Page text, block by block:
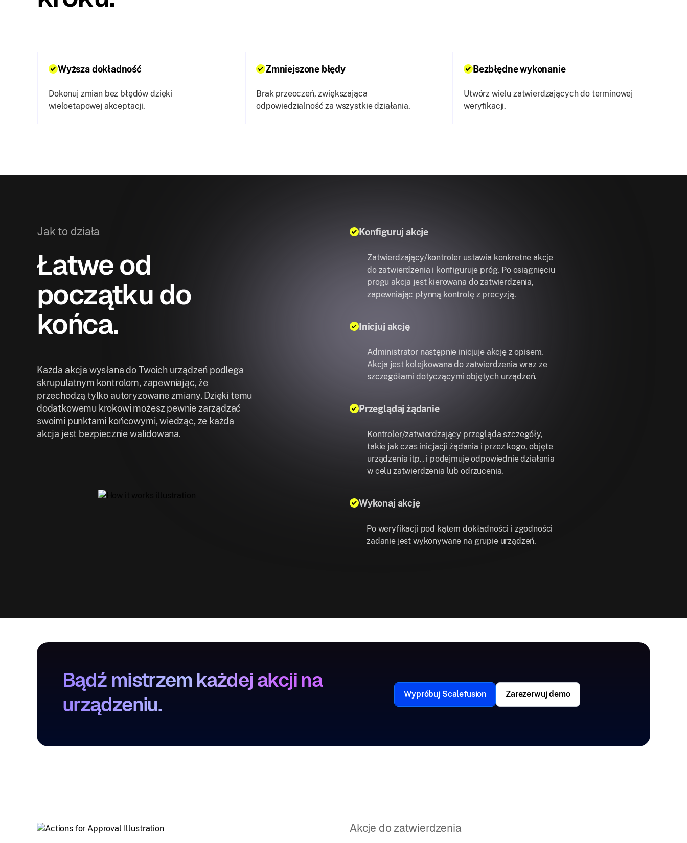
Wyższa dokładność
Dokonuj zmian bez błędów dzięki
wieloetapowej akceptacji.
Zmniejszone błędy
Brak przeoczeń, zwiększająca
odpowiedzialność za wszystkie działania.
Bezbłędne wykonanie
Utwórz wielu zatwierdzających do terminowej
weryfikacji.
Jak to działa
Łatwe od
początku do
końca.
Każda akcja wysłana do Twoich urządzeń podlega
skrupulatnym kontrolom, zapewniając, że
przechodzą tylko autoryzowane zmiany. Dzięki temu
dodatkowemu krokowi możesz pewnie zarządzać
swoimi punktami końcowymi, wiedząc, że każda
akcja jest bezpiecznie walidowana.
Konfiguruj akcje
Zatwierdzający/kontroler ustawia konkretne akcje
do zatwierdzenia i konfiguruje próg. Po osiągnięciu
progu akcja jest kierowana do zatwierdzenia,
zapewniając płynną kontrolę z precyzją.
Inicjuj akcję
Administrator następnie inicjuje akcję z opisem.
Akcja jest kolejkowana do zatwierdzenia wraz ze
szczegółami dotyczącymi objętych urządzeń.
Przeglądaj żądanie
Kontroler/zatwierdzający przegląda szczegóły,
takie jak czas inicjacji żądania i przez kogo, objęte
urządzenia itp., i podejmuje odpowiednie działania
w celu zatwierdzenia lub odrzucenia.
Wykonaj akcję
Po weryfikacji pod kątem dokładności i zgodności
zadanie jest wykonywane na grupie urządzeń.
Bądź mistrzem każdej akcji na
urządzeniu.
Wypróbuj Scalefusion Zarezerwuj demo
Akcje do zatwierdzenia